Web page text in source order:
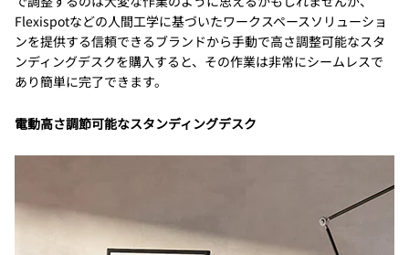
Flexispotなどの人間工学に基づいたワークスペースソリューショ
ンを提供する信頼できるブランドから手動で高さ調整可能なスタ
ンディングデスクを購入すると、その作業は非常にシームレスで
あり簡単に完了できます。
電動高さ調節可能なスタンディングデスク